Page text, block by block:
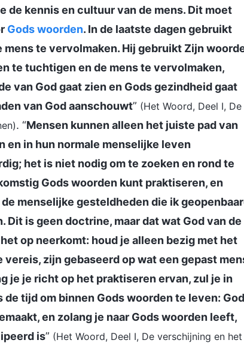
de kennis en cultuur van de mens. Dit moet
Gods woorden. In de laatste dagen gebruikt
te vervolmaken. Hij gebruikt Zijn
te tuchtigen en de mens te vervolmaken,
van God gaat zien en Gods gezindheid gaat
van God aanschouwt” (Het Woord, Deel I, De
. “Mensen kunnen alleen het juiste pad van
en in hun normale menselijke leven
het is niet nodig om te zoeken en rond te
Gods woorden kunt praktiseren, en
menselijke gesteldheden die ik
is geen doctrine, maar dat wat God van de
op neerkomt: houd je alleen bezig met het
zijn gebaseerd op wat een gepast
je je richt op het praktiseren ervan, zul je in
tijd om binnen Gods woorden te leven:
en zolang je naar Gods woorden leeft,
is” (Het Woord, Deel I, De verschijning en het